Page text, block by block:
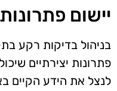
יישום
בניהול בדיקות רקע
פתרונות יצירתיים
לנצל את הידע הקיים